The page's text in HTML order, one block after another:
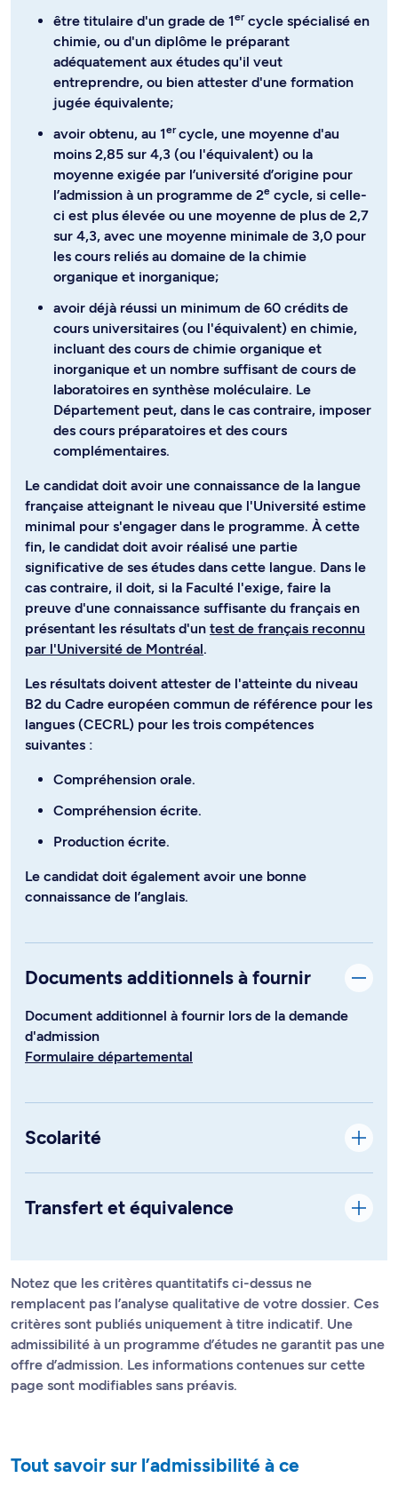
être titulaire d'un grade de 1ercycle spécialisé en
chimie, ou d'un diplôme le préparant
adéquatement aux études qu'il veut
entreprendre, ou bien attester d'une formation
jugée équivalente;
avoir obtenu, au 1ercycle, une moyenne d'au
moins 2,85 sur 4,3 (ou l'équivalent) ou la
moyenne exigée par l’université d’origine pour
l’admission à un programme de 2e cycle, si celle-
ci est plus élevée ou une moyenne de plus de 2,7
sur 4,3, avec une moyenne minimale de 3,0 pour
les cours reliés au domaine de la chimie
organique et inorganique;
avoir déjà réussi un minimum de 60 crédits de
cours universitaires (ou l'équivalent) en chimie,
incluant des cours de chimie organique et
inorganique et un nombre suffisant de cours de
laboratoires en synthèse moléculaire. Le
Département peut, dans le cas contraire, imposer
des cours préparatoires et des cours
complémentaires.
Le candidat doit avoir une connaissance de la langue
française atteignant le niveau que l'Université estime
minimal pour s'engager dans le programme. À cette
fin, le candidat doit avoir réalisé une partie
significative de ses études dans cette langue. Dans le
cas contraire, il doit, si la Faculté l'exige, faire la
preuve d'une connaissance suffisante du français en
présentant les résultats d'un test de français reconnu
par l'Université de Montréal.
Les résultats doivent attester de l'atteinte du niveau
B2 du Cadre européen commun de référence pour les
langues (CECRL) pour les trois compétences
suivantes :
Compréhension orale.
Compréhension écrite.
Production écrite.
Le candidat doit également avoir une bonne
connaissance de l’anglais.
Documents additionnels à fournir
Document additionnel à fournir lors de la demande
d'admission
Formulaire départemental
Scolarité
Transfert et équivalence
Notez que les critères quantitatifs ci-dessus ne
remplacent pas l’analyse qualitative de votre dossier. Ces
critères sont publiés uniquement à titre indicatif. Une
admissibilité à un programme d’études ne garantit pas une
offre d’admission. Les informations contenues sur cette
page sont modifiables sans préavis.
Tout savoir sur l’admissibilité à ce